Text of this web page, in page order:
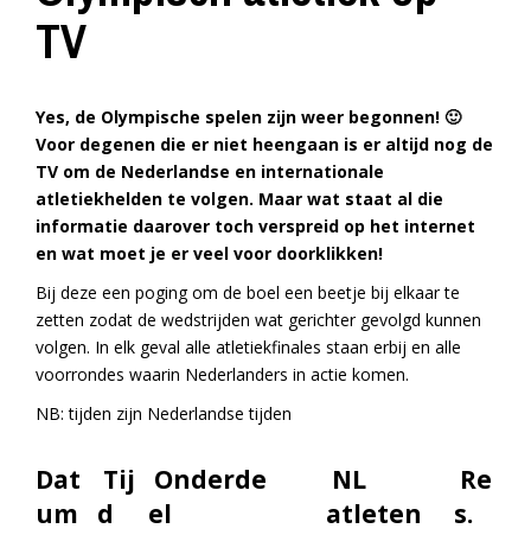
TV
Yes, de Olympische spelen zijn weer begonnen! 🙂
Voor degenen die er niet heengaan is er altijd nog de
TV om de Nederlandse en internationale
atletiekhelden te volgen. Maar wat staat al die
informatie daarover toch verspreid op het internet
en wat moet je er veel voor doorklikken!
Bij deze een poging om de boel een beetje bij elkaar te
zetten zodat de wedstrijden wat gerichter gevolgd kunnen
volgen. In elk geval alle atletiekfinales staan erbij en alle
voorrondes waarin Nederlanders in actie komen.
NB: tijden zijn Nederlandse tijden
Dat
um
Tij
d
Onderde
el
NL
atleten
Re
s.